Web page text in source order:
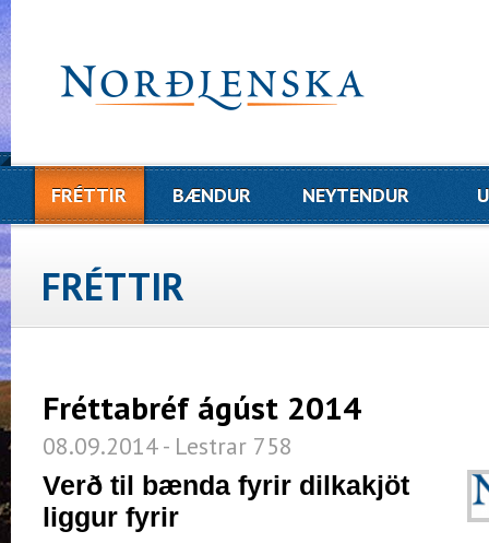
FRÉTTIR
Fréttabréf ágúst 2014
08.09.2014 - Lestrar 758
Verð til bænda fyrir dilkakjöt
liggur fyrir
FRÉTTIR BÆNDUR NEYTENDUR